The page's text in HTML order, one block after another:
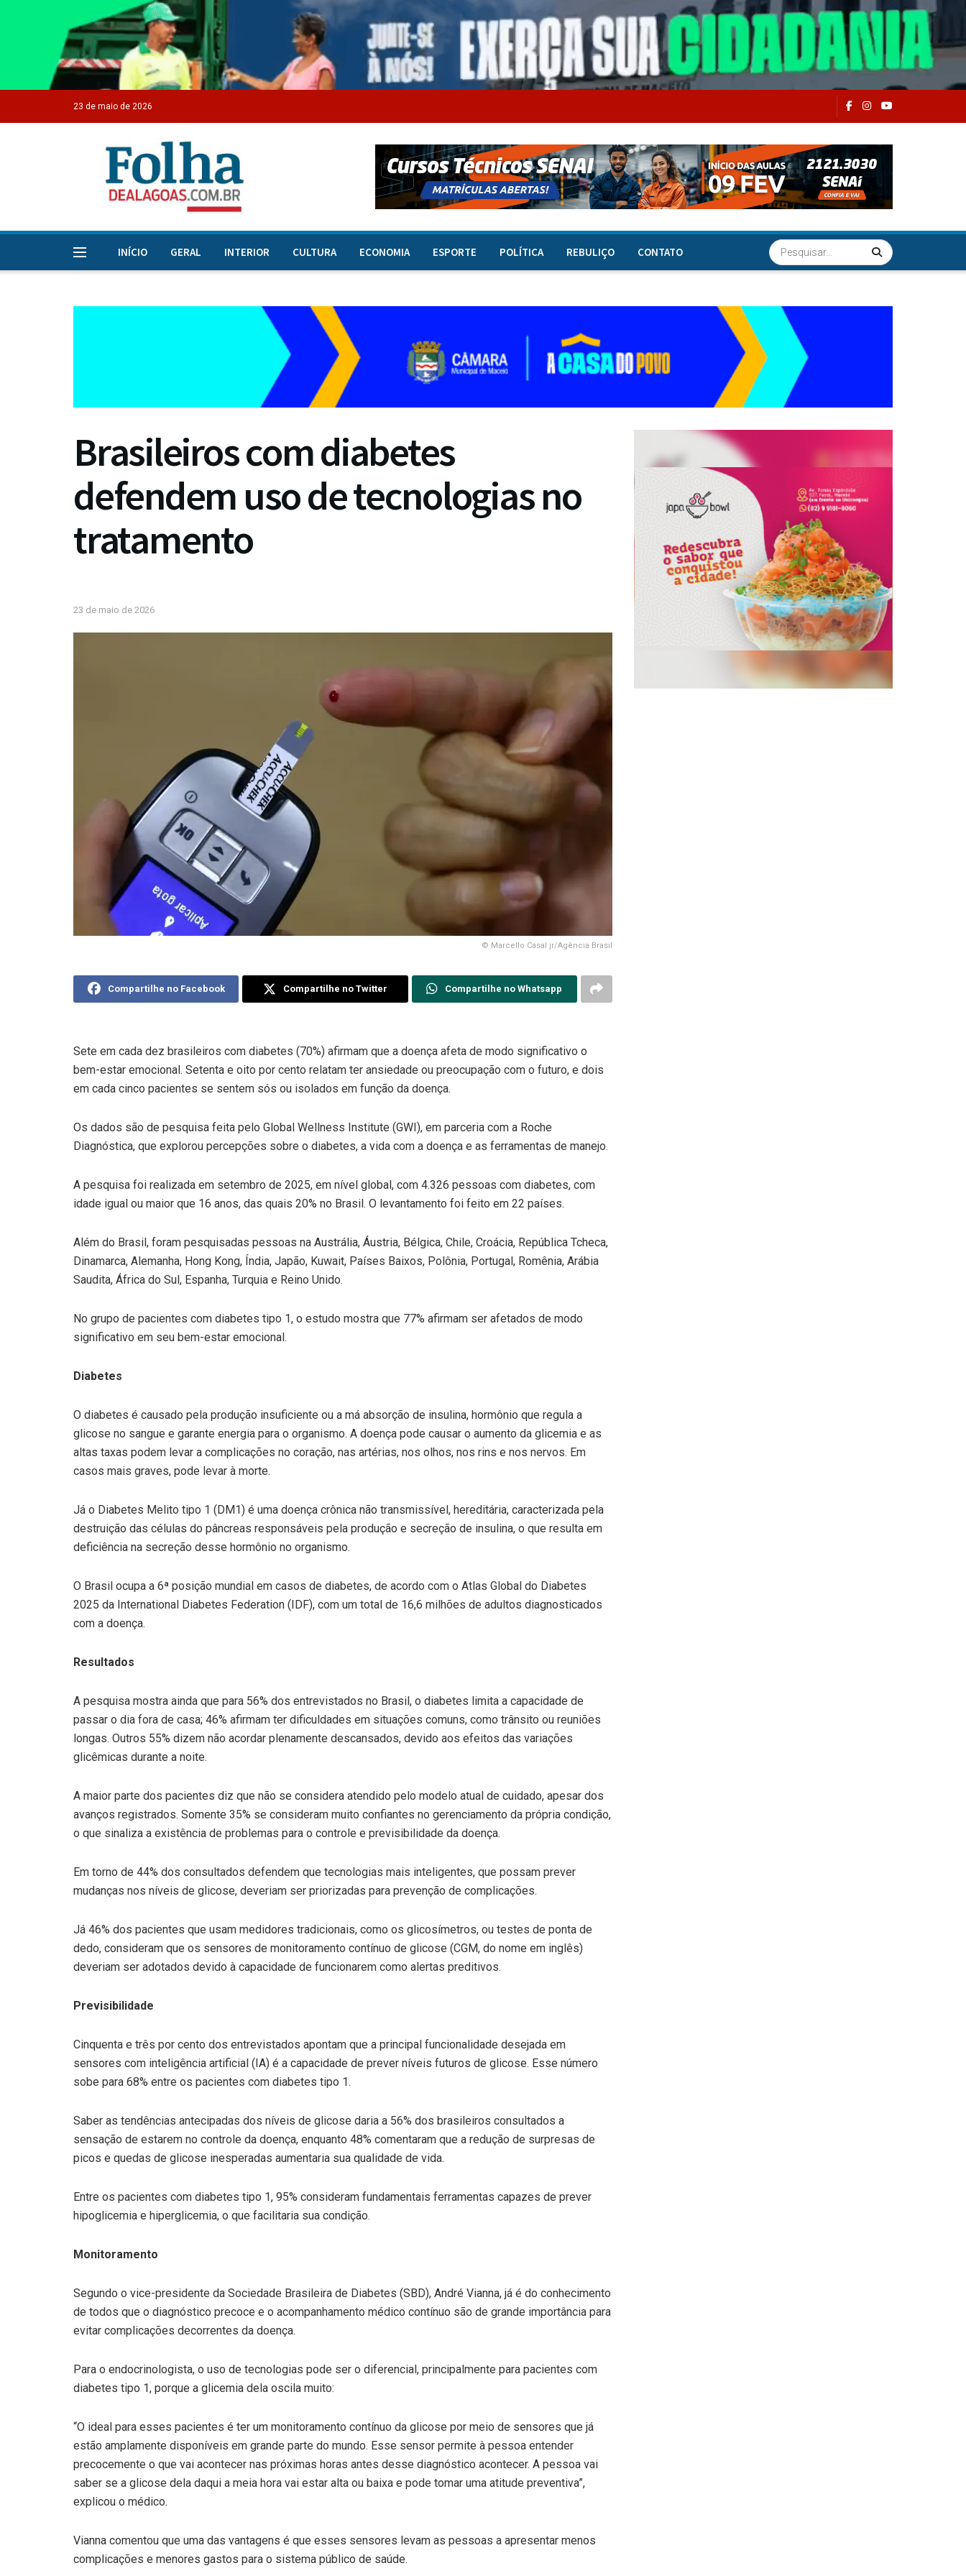
23 de maio de 2026
INÍCIO GERAL INTERIOR CULTURA ECONOMIA ESPORTE POLÍTICA REBULIÇO CONTATO
Brasileiros com diabetes
defendem uso de tecnologias no
tratamento
23 de maio de 2026
© Marcello Casal jr/Agência Brasil
Compartilhe no Facebook Compartilhe no Twitter Compartilhe no Whatsapp
Sete em cada dez brasileiros com diabetes (70%) afirmam que a doença afeta de modo significativo o
bem-estar emocional. Setenta e oito por cento relatam ter ansiedade ou preocupação com o futuro, e dois
em cada cinco pacientes se sentem sós ou isolados em função da doença.
Os dados são de pesquisa feita pelo Global Wellness Institute (GWI), em parceria com a Roche
Diagnóstica, que explorou percepções sobre o diabetes, a vida com a doença e as ferramentas de manejo.
A pesquisa foi realizada em setembro de 2025, em nível global, com 4.326 pessoas com diabetes, com
idade igual ou maior que 16 anos, das quais 20% no Brasil. O levantamento foi feito em 22 países.
Além do Brasil, foram pesquisadas pessoas na Austrália, Áustria, Bélgica, Chile, Croácia, República Tcheca,
Dinamarca, Alemanha, Hong Kong, Índia, Japão, Kuwait, Países Baixos, Polônia, Portugal, Romênia, Arábia
Saudita, África do Sul, Espanha, Turquia e Reino Unido.
No grupo de pacientes com diabetes tipo 1, o estudo mostra que 77% afirmam ser afetados de modo
significativo em seu bem-estar emocional.
Diabetes
O diabetes é causado pela produção insuficiente ou a má absorção de insulina, hormônio que regula a
glicose no sangue e garante energia para o organismo. A doença pode causar o aumento da glicemia e as
altas taxas podem levar a complicações no coração, nas artérias, nos olhos, nos rins e nos nervos. Em
casos mais graves, pode levar à morte.
Já o Diabetes Melito tipo 1 (DM1) é uma doença crônica não transmissível, hereditária, caracterizada pela
destruição das células do pâncreas responsáveis pela produção e secreção de insulina, o que resulta em
deficiência na secreção desse hormônio no organismo.
O Brasil ocupa a 6ª posição mundial em casos de diabetes, de acordo com o Atlas Global do Diabetes
2025 da International Diabetes Federation (IDF), com um total de 16,6 milhões de adultos diagnosticados
com a doença.
Resultados
A pesquisa mostra ainda que para 56% dos entrevistados no Brasil, o diabetes limita a capacidade de
passar o dia fora de casa; 46% afirmam ter dificuldades em situações comuns, como trânsito ou reuniões
longas. Outros 55% dizem não acordar plenamente descansados, devido aos efeitos das variações
glicêmicas durante a noite.
A maior parte dos pacientes diz que não se considera atendido pelo modelo atual de cuidado, apesar dos
avanços registrados. Somente 35% se consideram muito confiantes no gerenciamento da própria condição,
o que sinaliza a existência de problemas para o controle e previsibilidade da doença.
Em torno de 44% dos consultados defendem que tecnologias mais inteligentes, que possam prever
mudanças nos níveis de glicose, deveriam ser priorizadas para prevenção de complicações.
Já 46% dos pacientes que usam medidores tradicionais, como os glicosímetros, ou testes de ponta de
dedo, consideram que os sensores de monitoramento contínuo de glicose (CGM, do nome em inglês)
deveriam ser adotados devido à capacidade de funcionarem como alertas preditivos.
Previsibilidade
Cinquenta e três por cento dos entrevistados apontam que a principal funcionalidade desejada em
sensores com inteligência artificial (IA) é a capacidade de prever níveis futuros de glicose. Esse número
sobe para 68% entre os pacientes com diabetes tipo 1.
Saber as tendências antecipadas dos níveis de glicose daria a 56% dos brasileiros consultados a
sensação de estarem no controle da doença, enquanto 48% comentaram que a redução de surpresas de
picos e quedas de glicose inesperadas aumentaria sua qualidade de vida.
Entre os pacientes com diabetes tipo 1, 95% consideram fundamentais ferramentas capazes de prever
hipoglicemia e hiperglicemia, o que facilitaria sua condição.
Monitoramento
Segundo o vice-presidente da Sociedade Brasileira de Diabetes (SBD), André Vianna, já é do conhecimento
de todos que o diagnóstico precoce e o acompanhamento médico contínuo são de grande importância para
evitar complicações decorrentes da doença.
Para o endocrinologista, o uso de tecnologias pode ser o diferencial, principalmente para pacientes com
diabetes tipo 1, porque a glicemia dela oscila muito:
“O ideal para esses pacientes é ter um monitoramento contínuo da glicose por meio de sensores que já
estão amplamente disponíveis em grande parte do mundo. Esse sensor permite à pessoa entender
precocemente o que vai acontecer nas próximas horas antes desse diagnóstico acontecer. A pessoa vai
saber se a glicose dela daqui a meia hora vai estar alta ou baixa e pode tomar uma atitude preventiva”,
explicou o médico.
Vianna comentou que uma das vantagens é que esses sensores levam as pessoas a apresentar menos
complicações e menores gastos para o sistema público de saúde.